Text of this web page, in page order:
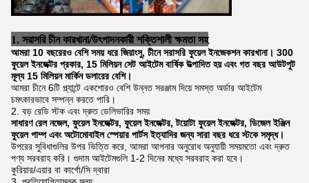
1. সরাসরি চীন কারখানা/উৎপাদনকারী শক্তিশালী ক্ষমতা সহ
আমরা 10 বছরেরও বেশি সময় ধরে জিয়াংসু, চীনে সরাসরি ফুয়েল ইনজেকশন কারখানা। 300
ফুয়েল ইনজেক্টর প্রকার, 15 মিলিয়ন সেট আইটেম বার্ষিক উত্পাদিত হয় এবং গত বছর আউটপুট
মূল্য 15 মিলিয়ন মার্কিন ডলারের বেশি।
আমরা চীনে 6টি প্ল্যান্টে একশোরও বেশি উন্নত সরঞ্জাম দিয়ে সমস্ত অর্ডার আইটেম
চমৎকারভাবে সম্পন্ন করতে পারি।
2. বড় রেডি স্টক এবং দ্রুত ডেলিভারির সময়
সাধারণ রেল নজেল, ফুয়েল ইনজেক্টর, ফুয়েল ইনজেক্টর, টয়োটা ফুয়েল ইনজেক্টর, ডিজেল ইঞ্জিন
ফুয়েল পাম্প এবং অটোমোবাইল স্পেয়ার পার্টস ইত্যাদির জন্য সারা বছর ধরে স্টকে সমৃদ্ধ।
উপরের সুবিধাগুলির উপর ভিত্তি করে, আমরা আপনার অনুরোধ অনুযায়ী সময়মতো এবং দ্রুত
পণ্য সরবরাহ করি। গুদাম আইটেমগুলি 1-2 দিনের মধ্যে সরবরাহ করা হবে।
কুরিয়ার/এয়ার বা কার্গো/সি দ্বারা